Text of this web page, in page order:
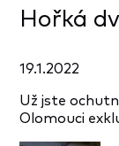
Hořká
19.1.2022
Už jste
Olomouci